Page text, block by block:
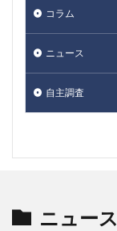
コラム
ニュース
自主調査
ニュース